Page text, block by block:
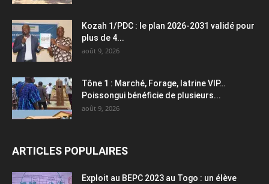
Kozah 1/PDC : le plan 2026-2031 validé pour
plus de 4...
août 9, 2026
Tône 1 : Marché, Forage, latrine VIP…
Poissongui bénéficie de plusieurs...
août 9, 2026
ARTICLES POPULAIRES
Exploit au BEPC 2023 au Togo : un élève